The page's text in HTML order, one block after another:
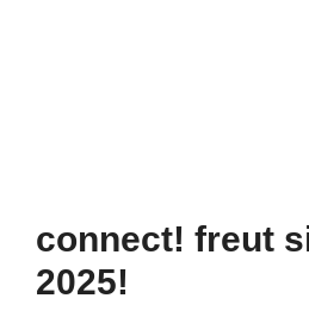
connect! freut
2025!